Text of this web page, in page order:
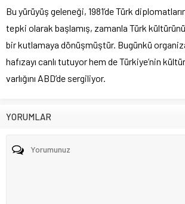
Bu yürüyüş geleneği, 1981’de Türk
tepki olarak başlamış, zamanla Türk
bir kutlamaya dönüşmüştür. Bugünkü
hafızayı canlı tutuyor hem de Türkiye’nin
varlığını ABD’de sergiliyor.
YORUMLAR